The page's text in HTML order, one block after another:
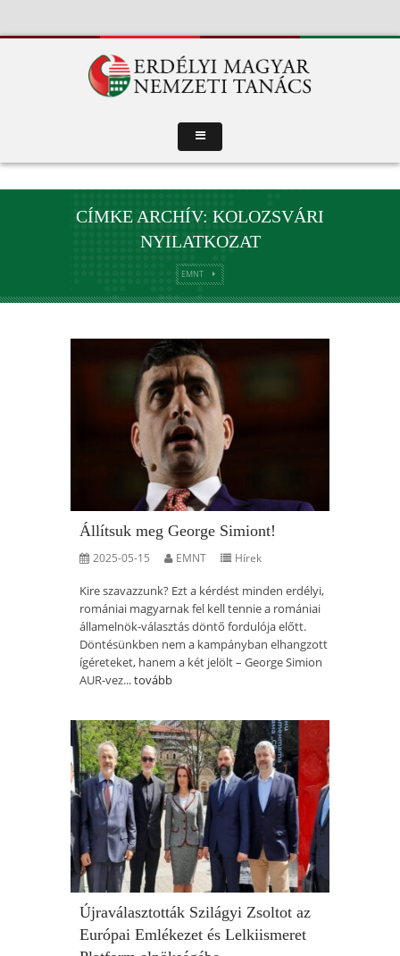
CÍMKE ARCHÍV: KOLOZSVÁRI
NYILATKOZAT
EMNT
Állítsuk meg George Simiont!
2025-05-15 EMNT Hírek
Kire szavazzunk? Ezt a kérdést minden erdélyi,
romániai magyarnak fel kell tennie a romániai
államelnök-választás döntő fordulója előtt.
Döntésünkben nem a kampányban elhangzott
ígéreteket, hanem a két jelölt – George Simion
AUR-vez...tovább
Újraválasztották Szilágyi Zsoltot az
Európai Emlékezet és Lelkiismeret